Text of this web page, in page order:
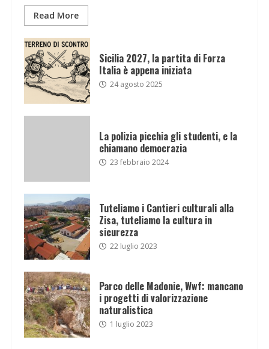
Read More
Sicilia 2027, la partita di Forza
Italia è appena iniziata
24 agosto 2025
La polizia picchia gli studenti, e la
chiamano democrazia
23 febbraio 2024
Tuteliamo i Cantieri culturali alla
Zisa, tuteliamo la cultura in
sicurezza
22 luglio 2023
Parco delle Madonie, Wwf: mancano
i progetti di valorizzazione
naturalistica
1 luglio 2023